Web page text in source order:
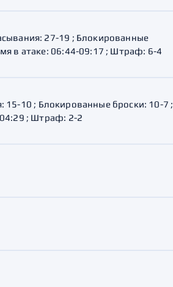
27-19 ; Блокированные
в атаке: 06:44-09:17 ; Штраф: 6-4
15-10 ; Блокированные броски: 10-7 ;
; Штраф: 2-2